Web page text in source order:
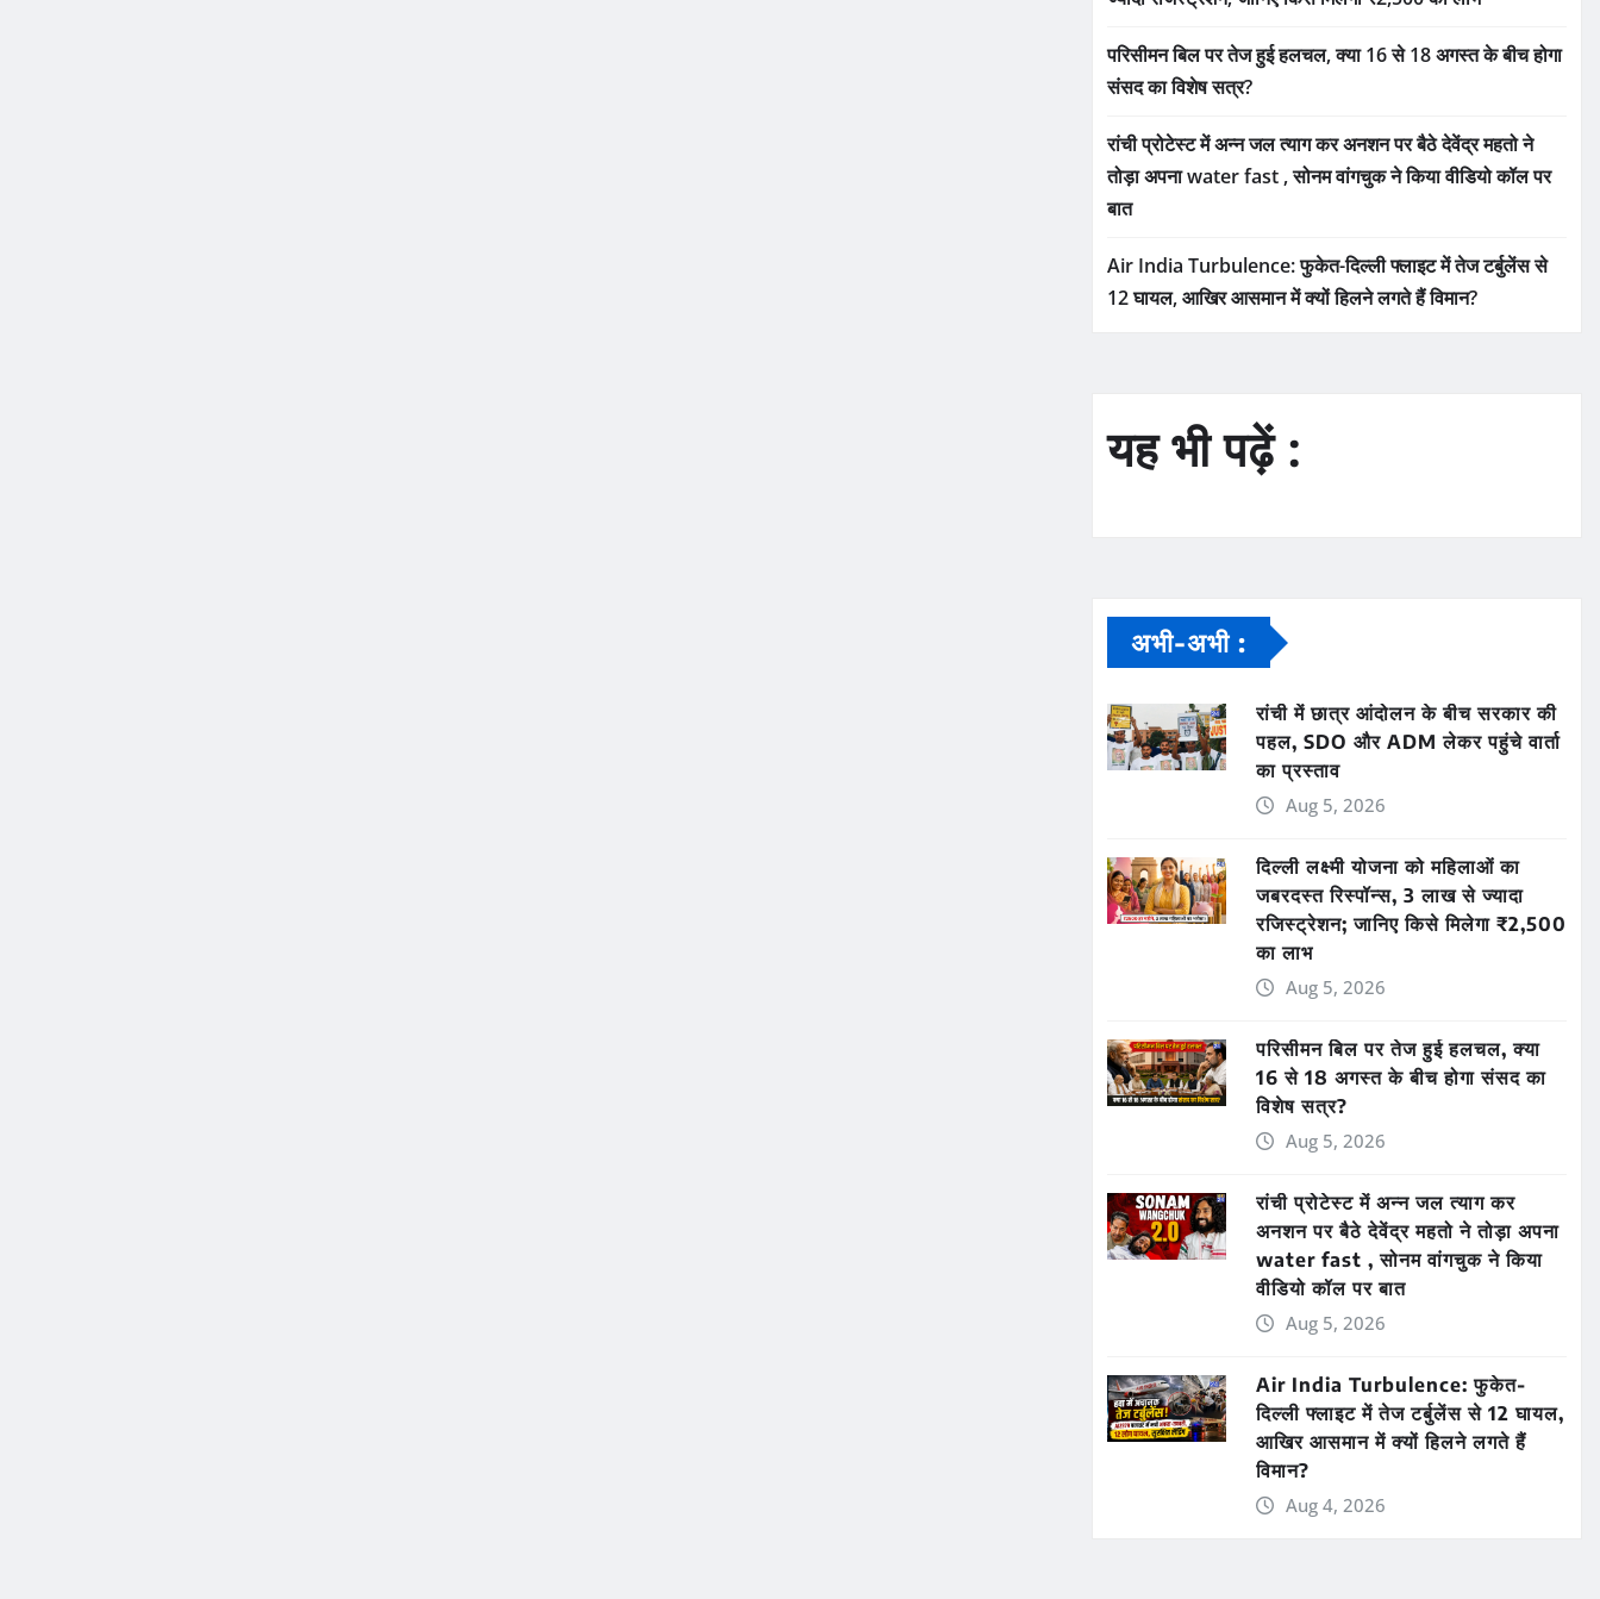
परिसीमन बिल पर तेज हुई हलचल, क्या 16 से 18 अगस्त के बीच होगा
संसद का विशेष सत्र?
रांची प्रोटेस्ट में अन्न जल त्याग कर अनशन पर बैठे देवेंद्र महतो ने
तोड़ा अपना water fast , सोनम वांगचुक ने किया वीडियो कॉल पर
बात
Air India Turbulence: फुकेत-दिल्ली फ्लाइट में तेज टर्बुलेंस से
12 घायल, आखिर आसमान में क्यों हिलने लगते हैं विमान?
यह भी पढ़ें :
अभी-अभी :
रांची में छात्र आंदोलन के बीच सरकार की
पहल, SDO और ADM लेकर पहुंचे वार्ता
का प्रस्ताव
Aug 5, 2026
दिल्ली लक्ष्मी योजना को महिलाओं का
जबरदस्त रिस्पॉन्स, 3 लाख से ज्यादा
रजिस्ट्रेशन; जानिए किसे मिलेगा ₹2,500
का लाभ
Aug 5, 2026
परिसीमन बिल पर तेज हुई हलचल, क्या
16 से 18 अगस्त के बीच होगा संसद का
विशेष सत्र?
Aug 5, 2026
रांची प्रोटेस्ट में अन्न जल त्याग कर
अनशन पर बैठे देवेंद्र महतो ने तोड़ा अपना
water fast , सोनम वांगचुक ने किया
वीडियो कॉल पर बात
Aug 5, 2026
Air India Turbulence: फुकेत-
दिल्ली फ्लाइट में तेज टर्बुलेंस से 12 घायल,
आखिर आसमान में क्यों हिलने लगते हैं
विमान?
Aug 4, 2026